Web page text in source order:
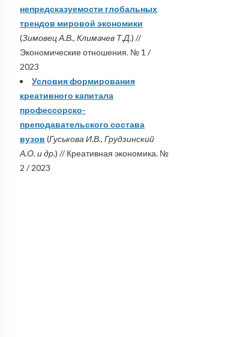
непредсказуемости глобальных
трендов мировой экономики
(Зимовец А.В., Климачев Т.Д.) //
Экономические отношения. № 1 /
2023
Условия формирования
креативного капитала
профессорско-
преподавательского состава
вузов (Гуськова И.В., Грудзинский
А.О. и др.) // Креативная экономика. №
2 / 2023